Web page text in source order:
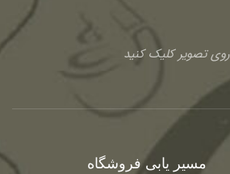
روی تصویر کلیک کنید
مسیر یابی فروشگاه